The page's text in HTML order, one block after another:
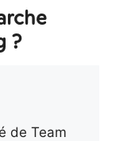
?
de Team